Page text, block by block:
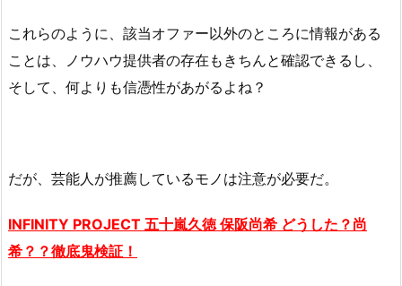
これらのように、該当オファー以外のところに情報がある
ことは、ノウハウ提供者の存在もきちんと確認できるし、
そして、何よりも信憑性があがるよね？
だが、芸能人が推薦しているモノは注意が必要だ。
INFINITY PROJECT 五十嵐久徳保阪尚希 どうした？尚
希？？徹底鬼検証！